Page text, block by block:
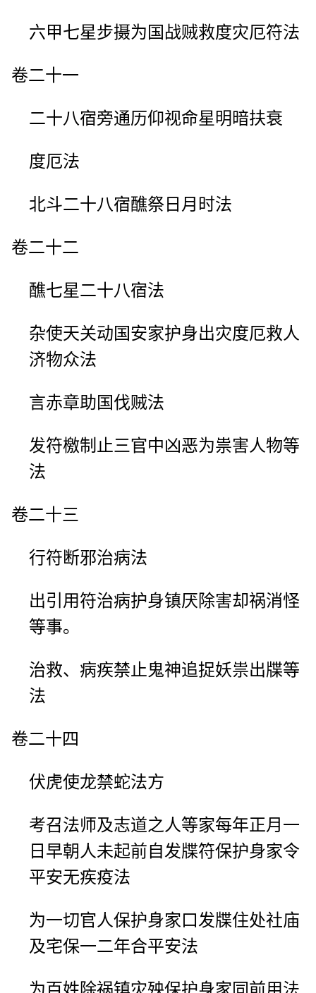
六甲七星步摄为国战贼救度灾厄符法
卷二十一
二十八宿旁通历仰视命星明暗扶衰
度厄法
北斗二十八宿醮祭日月时法
卷二十二
醮七星二十八宿法
杂使天关动国安家护身出灾度厄救人
济物众法
言赤章助国伐贼法
发符檄制止三官中凶恶为祟害人物等
法
卷二十三
行符断邪治病法
出引用符治病护身镇厌除害却祸消怪
等事。
治救、病疾禁止鬼神追捉妖祟出牒等
法
卷二十四
伏虎使龙禁蛇法方
考召法师及志道之人等家每年正月一
日早朝人未起前自发牒符保护身家令
平安无疾疫法
为一切官人保护身家口发牒住处社庙
及宅保一二年合平安法